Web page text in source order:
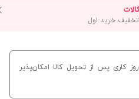
امکان بازگشت کالا تنها تا ۷ روز کاری پس از تحویل کالا امکان‌پذیر